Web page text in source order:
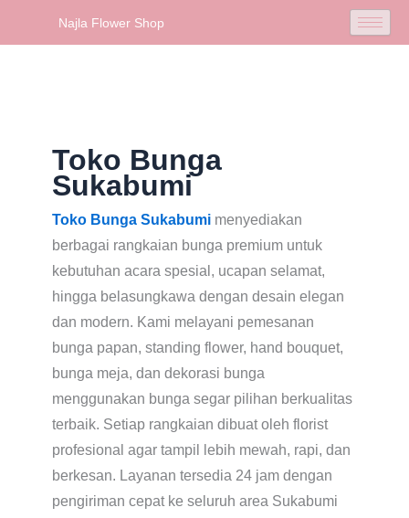
Najla Flower Shop
Toko Bunga
Sukabumi
Toko Bunga Sukabumimenyediakan
berbagai rangkaian bunga premium untuk
kebutuhan acara spesial, ucapan selamat,
hingga belasungkawa dengan desain elegan
dan modern. Kami melayani pemesanan
bunga papan, standing flower, hand bouquet,
bunga meja, dan dekorasi bunga
menggunakan bunga segar pilihan berkualitas
terbaik. Setiap rangkaian dibuat oleh florist
profesional agar tampil lebih mewah, rapi, dan
berkesan. Layanan tersedia 24 jam dengan
pengiriman cepat ke seluruh area Sukabumi